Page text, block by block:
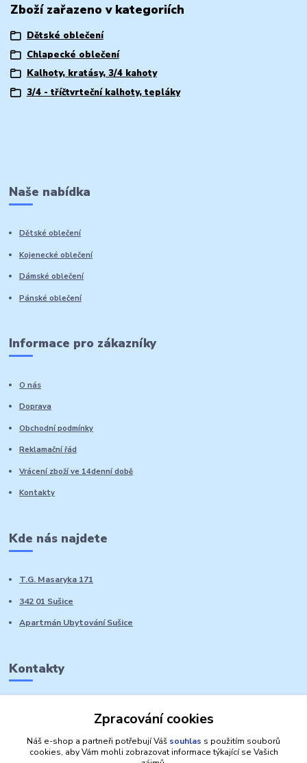
Zboží zařazeno v kategoriích
Dětské oblečení
Chlapecké oblečení
Kalhoty, kratásy, 3/4 kahoty
3/4 - tříčtvrteční kalhoty, tepláky
Naše nabídka
Dětské oblečení
Kojenecké oblečení
Dámské oblečení
Pánské oblečení
Informace pro zákazníky
O nás
Doprava
Obchodní podmínky
Reklamační řád
Vrácení zboží ve 14denní době
Kontakty
Kde nás najdete
T.G. Masaryka 171
342 01 Sušice
Apartmán Ubytování Sušice
Kontakty
Zpracování cookies
Náš e-shop a partneři potřebují Váš souhlas s použitím souborů
cookies, aby Vám mohli zobrazovat informace týkající se Vašich